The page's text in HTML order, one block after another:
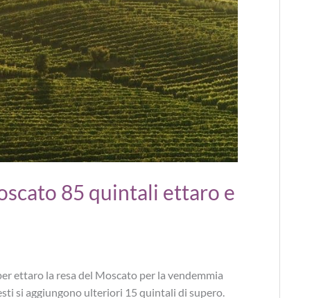
85 quintali ettaro e
ettaro la resa del Moscato per la vendemmia
si aggiungono ulteriori 15 quintali di supero.